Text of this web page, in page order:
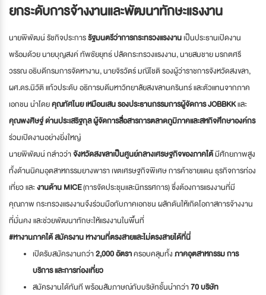
ยกระดับการจ้างงานและพัฒนาทักษะแรงงาน
นายพิพัฒน์ รัชกิจประการรัฐมนตรีว่าการกระทรวงแรงงานเป็นประธานเปิดงาน
พร้อมด้วย นายบุญสงค์ ทัพชัยยุทธ์ ปลัดกระทรวงแรงงาน, นายสมชาย มรกตศรี
วรรณ อธิบดีกรมการจัดหางาน, นายจิรวัตร์ มณีโชติ รองผู้ว่าราชการจังหวัดสงขลา,
ผศ.ดร.นิวัติ แก้วประดับ อธิการบดีมหาวิทยาลัยสงขลานครินทร์ และตัวแทนจากภาค
เอกชน นำโดยคุณทัศไนย เหมือนเสน รองประธานกรรมการผู้จัดการ JOBBKKและ
คุณพงศิษฐ์ ด่านประเสริฐกุล ผู้จัดการสื่อสารการตลาดภูมิภาคและสหกิจศึกษาองค์กร
ร่วมเปิดงานอย่างยิ่งใหญ่
นายพิพัฒน์ กล่าวว่าจังหวัดสงขลาเป็นศูนย์กลางเศรษฐกิจของภาคใต้มีศักยภาพสูง
ทั้งด้านนิคมอุตสาหกรรมยางพารา เขตเศรษฐกิจพิเศษ การค้าชายแดน ธุรกิจการท่อง
เที่ยว และงานด้าน MICE(การจัดประชุมและนิทรรศการ) ซึ่งต้องการแรงงานที่มี
คุณภาพ กระทรวงแรงงานจึงร่วมมือกับภาคเอกชน ผลักดันให้เกิดโอกาสการจ้างงาน
ที่มั่นคง และช่วยพัฒนาทักษะให้แรงงานในพื้นที่
#หางานภาคใต้ สมัครงาน หางานที่ตรงสายและไม่ตรงสายได้ที่นี่
เปิดรับสมัครงานกว่า2,000 อัตราครอบคลุมทั้งภาคอุตสาหกรรม การ
บริการ และการท่องเที่ยว
สมัครงานได้ทันที พร้อมสัมภาษณ์กับบริษัทชั้นนำกว่า70 บริษัท